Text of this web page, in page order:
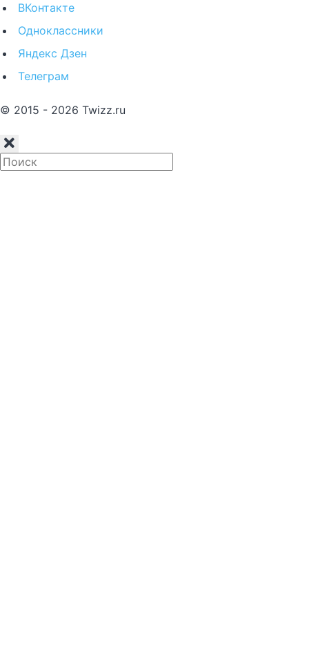
ВКонтакте
Одноклассники
Яндекс Дзен
Телеграм
© 2015 - 2026 Twizz.ru